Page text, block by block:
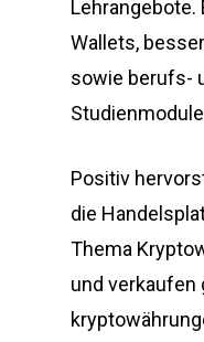
Lehrangebote.
Wallets,
sowie berufs-
Positiv
die
Thema
und verkaufen